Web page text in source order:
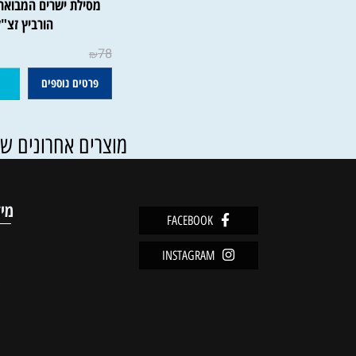
מסילת ישרים המבואר |
הורביץ זצ"ל
פרטים נוספים הוסף
מוצרים אחרונים